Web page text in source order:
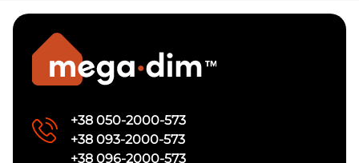
+38 050-2000-573
+38 093-2000-573
+38 096-2000-573